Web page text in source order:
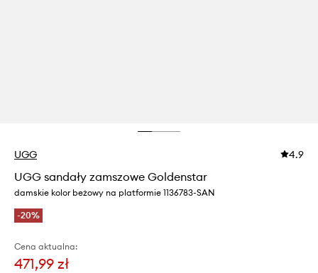
UGG 4.9
UGG sandały zamszowe Goldenstar
damskie kolor beżowy na platformie 1136783-SAN
-20%
Cena aktualna:
471,99 zł